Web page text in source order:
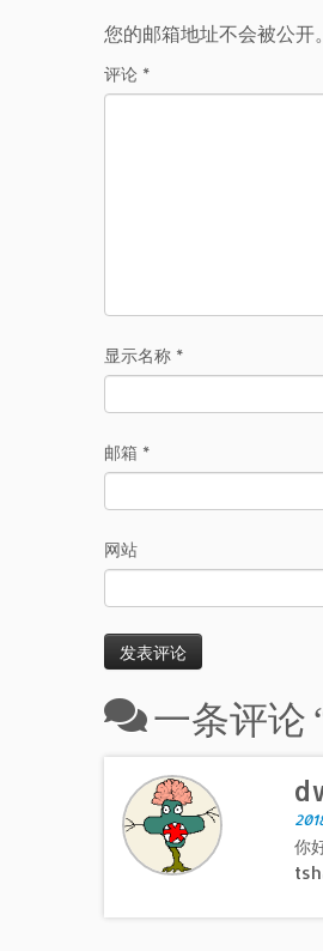
您的邮箱地址不会被公开。
评论 *
显示名称 *
邮箱 *
网站
一条评论
你